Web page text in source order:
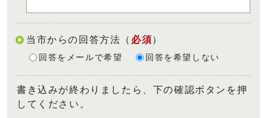
当市からの回答方法 （ 必須）
回答をメールで希望 回答を希望しない
書き込みが終わりましたら、下の確認ボタンを押
してください。